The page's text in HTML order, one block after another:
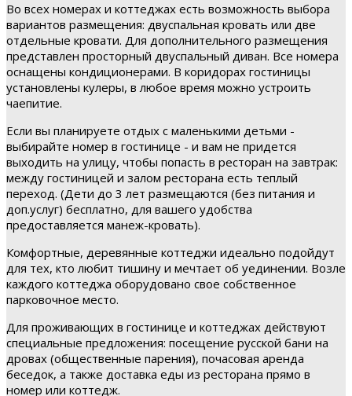
Во всех номерах и коттеджах есть возможность выбора
вариантов размещения: двуспальная кровать или две
отдельные кровати. Для дополнительного размещения
представлен просторный двуспальный диван. Все номера
оснащены кондиционерами. В коридорах гостиницы
установлены кулеры, в любое время можно устроить
чаепитие.
Если вы планируете отдых с маленькими детьми -
выбирайте номер в гостинице - и вам не придется
выходить на улицу, чтобы попасть в ресторан на завтрак:
между гостиницей и залом ресторана есть теплый
переход. (Дети до 3 лет размещаются (без питания и
доп.услуг) бесплатно, для вашего удобства
предоставляется манеж-кровать).
Комфортные, деревянные коттеджи идеально подойдут
для тех, кто любит тишину и мечтает об уединении. Возле
каждого коттеджа оборудовано свое собственное
парковочное место.
Для проживающих в гостинице и коттеджах действуют
специальные предложения: посещение русской бани на
дровах (общественные парения), почасовая аренда
беседок, а также доставка еды из ресторана прямо в
номер или коттедж.